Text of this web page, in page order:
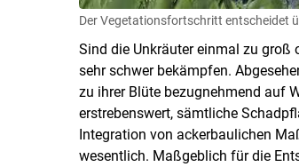
Der Vegetationsfortschritt entscheidet
Sind die Unkräuter einmal zu groß
sehr schwer bekämpfen.
zu ihrer Blüte bezugnehmend auf
erstrebenswert, sämtliche
Integration von ackerbaulichen
wesentlich. Maßgeblich für die